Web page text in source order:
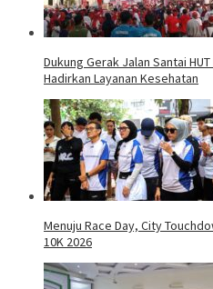
Dukung Gerak Jalan Santai
Hadirkan Layanan Kesehatan
Menuju Race Day, City
10K 2026